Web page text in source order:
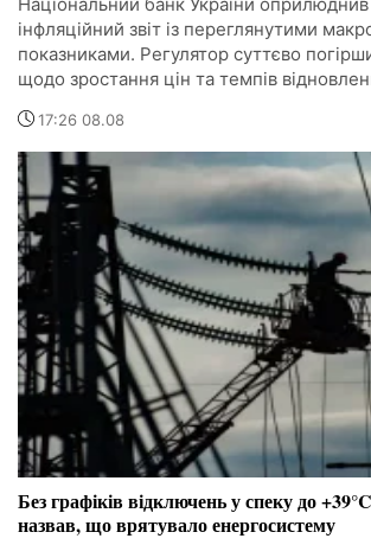
інфляційний звіт із переглянутими
показниками. Регулятор суттєво
щодо зростання цін та темпів
17:26 08.08
Без графіків відключень у спеку до
назвав, що врятувало енергосистему